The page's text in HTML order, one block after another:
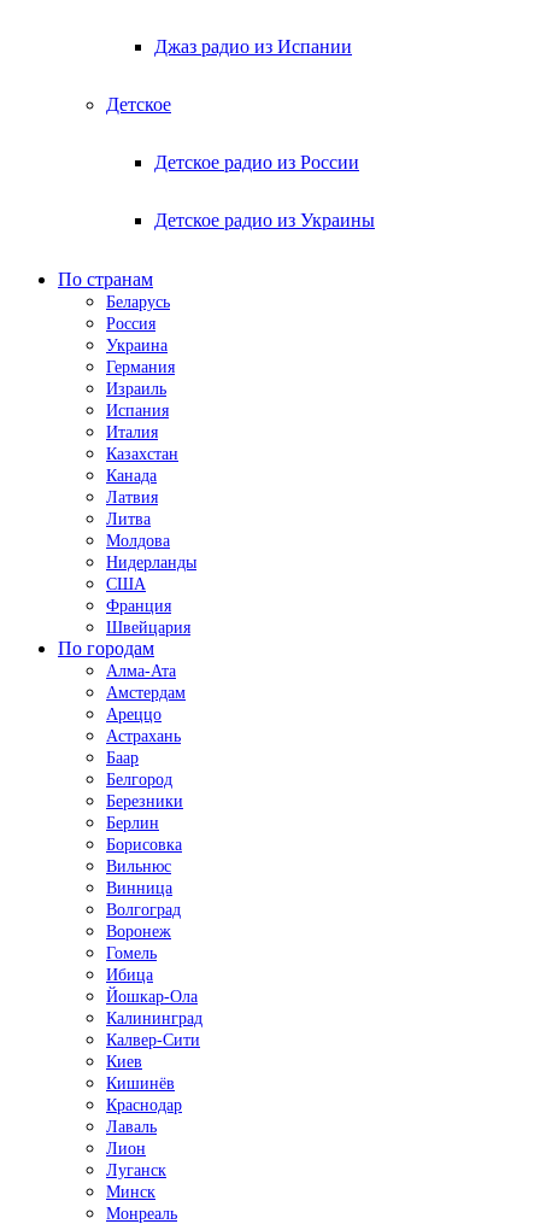
Джаз радио из Испании
Детское
Детское радио из России
Детское радио из Украины
По странам
Беларусь
Россия
Украина
Германия
Израиль
Испания
Италия
Казахстан
Канада
Латвия
Литва
Молдова
Нидерланды
США
Франция
Швейцария
По городам
Алма-Ата
Амстердам
Ареццо
Астрахань
Баар
Белгород
Березники
Берлин
Борисовка
Вильнюс
Винница
Волгоград
Воронеж
Гомель
Ибица
Йошкар-Ола
Калининград
Калвер-Сити
Киев
Кишинёв
Краснодар
Лаваль
Лион
Луганск
Минск
Монреаль